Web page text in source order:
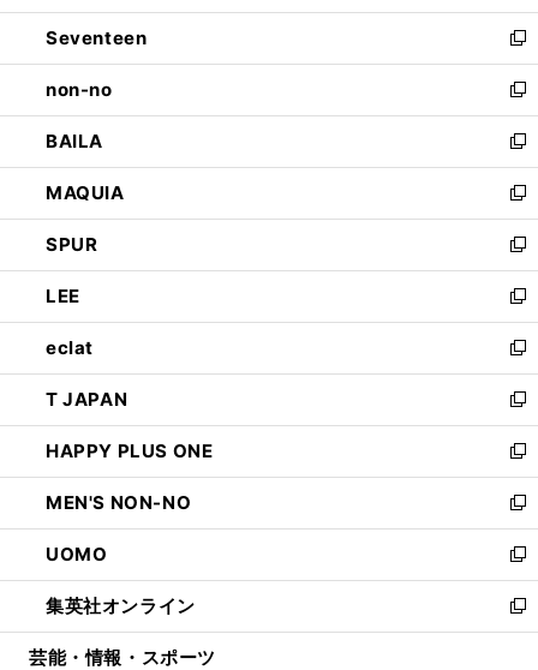
開
く
ウ
で
開
く
ン
ド
ウ
で
開
く
Seventeen
新
し
い
ウ
ィ
ン
ド
ウ
で
開
く
non-no
新
し
い
ウ
ィ
ン
ド
ウ
で
開
く
BAILA
新
し
い
ウ
ィ
ン
ド
ウ
で
開
く
MAQUIA
新
し
い
ウ
ィ
ン
ド
ウ
で
開
く
SPUR
新
し
い
ウ
ィ
ン
ド
ウ
で
開
く
LEE
新
し
い
ウ
ィ
ン
ド
ウ
で
開
く
eclat
新
し
い
ウ
ィ
ン
ド
ウ
で
開
く
T JAPAN
新
し
い
ウ
ィ
ン
ド
ウ
で
開
HAPPY PLUS ONE
新
し
い
ウ
ィ
ン
ド
ウ
MEN'S NON-NO
新
し
い
ウ
ィ
ン
UOMO
新
し
い
ウ
集英社オンライン
新
し
芸能・情報・スポーツ